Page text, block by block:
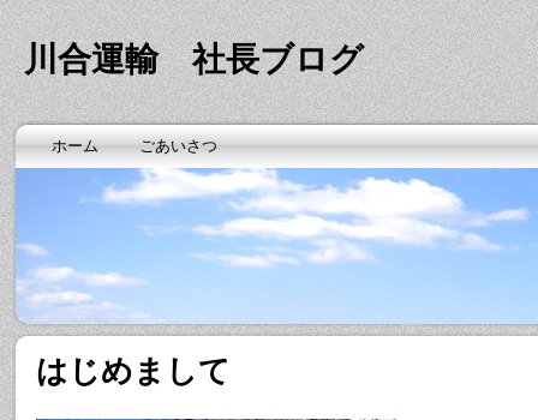
川合運輸 社長ブログ
ホーム ごあいさつ
はじめまして